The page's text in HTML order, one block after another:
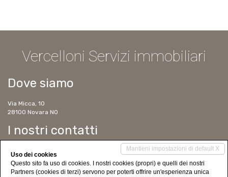
Vercelloni Servizi immobiliari
Dove siamo
Via Micca, 10
28100 Novara NO
I nostri contatti
Tel. 0321 623391
Cell. 347 6304129
Cell. 338 2757586
Mantieni impostazioni di default X
Uso dei cookies
Questo sito fa uso di cookies. I nostri cookies (propri) e quelli dei nostri
Partners (cookies di terzi) servono per poterti offrire un'esperienza unica